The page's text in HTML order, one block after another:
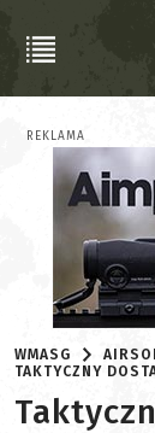
REKLAMA
WMASG
TAKTYCZNY